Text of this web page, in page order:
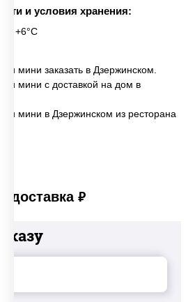
и условия хранения:
до +6°C
мини заказать в Дзержинском.
мини с доставкой на дом в
мини в Дзержинском из ресторана
доставка руб